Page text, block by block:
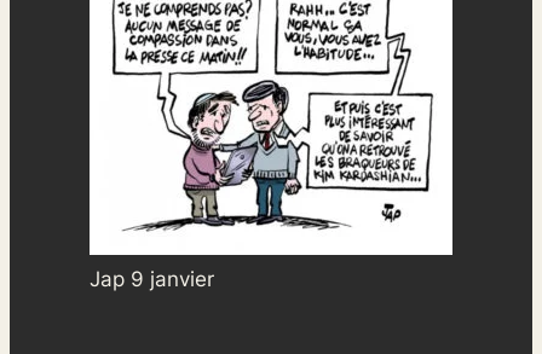
Jap 9 janvier